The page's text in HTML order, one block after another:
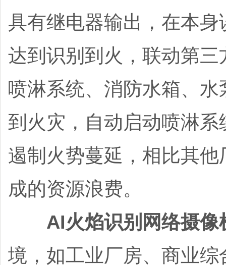
具有继电器输出，在本
达到识别到火，联动第
喷淋系统、消防水箱、
到火灾，自动启动喷淋
遏制火势蔓延‌，相比其
成的资源浪费。
AI火焰识别网络摄像
境，如工业厂房、商业